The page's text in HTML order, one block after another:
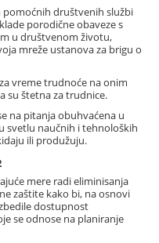
društvenih službi
porodične obaveze s
u društvenom životu,
mreže ustanova za brigu o
vreme trudnoće na onim
su štetna za trudnice.
na pitanja obuhvaćena u
svetlu naučnih i tehnoloških
ili produžuju.
mere radi eliminisanja
zaštite kako bi, na osnovi
dostupnost
se odnose na planiranje